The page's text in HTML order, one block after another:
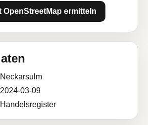
OpenStreetMap ermitteln
Neckarsulm
2024-03-09
Handelsregister